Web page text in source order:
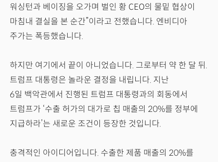
워싱턴과 베이징을 오가며 벌인 황 CEO의 물밑 협상이
마침내 결실을 본 순간”이라고 전했습니다. 엔비디아
주가는 폭등했습니다.
하지만 여기에서 끝이 아니었습니다. 그로부터 약 한 달 뒤.
트럼프 대통령은 놀라운 결정을 내립니다. 지난
6일 백악관에서 진행된 트럼프 대통령과의 회동에서
트럼프가 ‘수출 허가의 대가로 칩 매출의 20%를 정부에
지급하라’는 새로운 조건이 등장한 것입니다.
충격적인 아이디어입니다. 수출한 제품 매출의 20%를